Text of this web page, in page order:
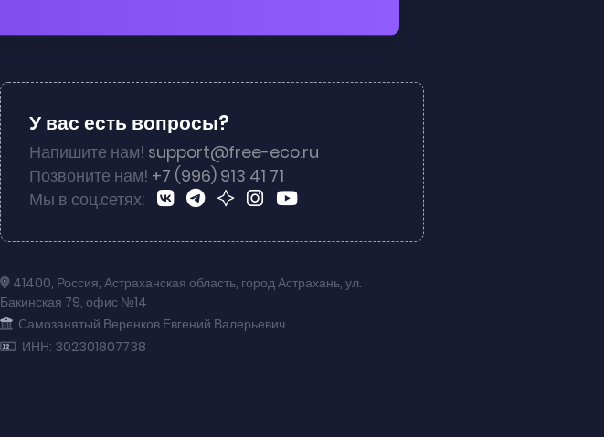
У вас есть вопросы?
Напишите нам! support@free-eco.ru
Позвоните нам! +7 (996) 913 41 71
Мы в соц.сетях:
41400, Россия, Астраханская область, город Астрахань, ул.
Бакинская 79, офис №14
Самозанятый Веренков Евгений Валерьевич
ИНН: 302301807738